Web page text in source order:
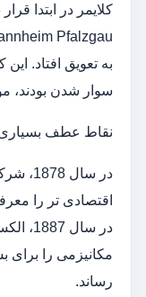
کلایمر در ابتدا
به تعویق افتاد.
سوار شدن بودند،
نقاط عطف بسیاری
اقتصادی تر را
در سال
مکانیزمی را برای
رساند.